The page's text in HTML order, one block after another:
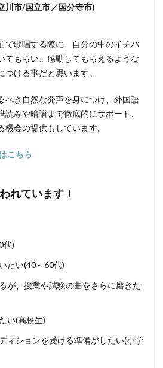
川市/国立市／国分寺市)
で歌唱する際に、自分の中のイチバ
てもらい、感動してもらえるような
ける事だと思います。
べき自然な発声を身につけ、外国語
みや暗譜まで徹底的にサポート、
会の提供もしています。
こちら
れています！
代)
たい(40～60代)
が、授業や試験の曲をさらに磨きた
い(高校生)
ィションを受ける準備がしたい(小学